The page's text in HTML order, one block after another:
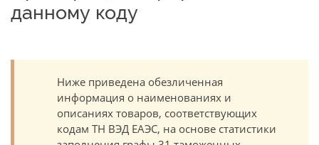
данному коду
Ниже приведена обезличенная
информация о наименованиях и
описаниях товаров, соответствующих
кодам ТН ВЭД ЕАЭС, на основе статистики